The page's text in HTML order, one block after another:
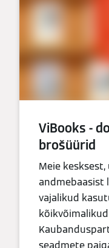
ViBooks -
brošüürid
Meie
andmebaasist
vajalikud
seadmete